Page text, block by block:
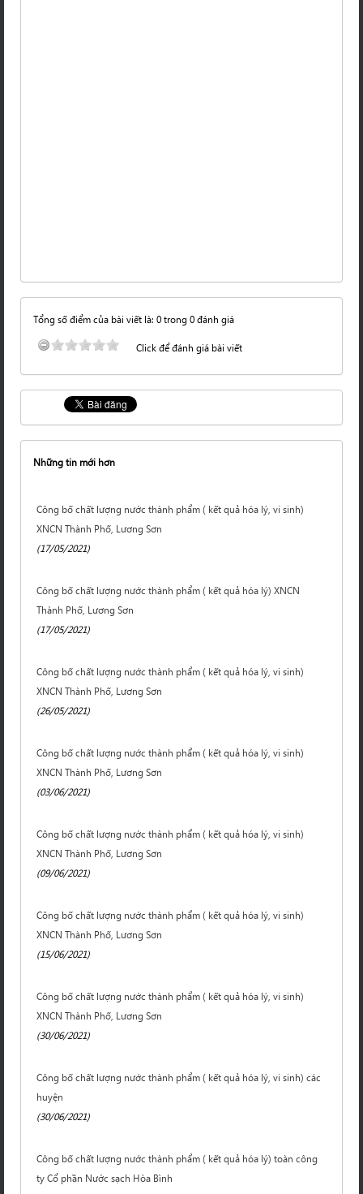
Tổng số điểm của bài viết là: 0 trong 0 đánh giá
Click để đánh giá bài viết
Những tin mới hơn
Công bố chất lượng nước thành phẩm ( kết quả hóa lý, vi sinh)
XNCN Thành Phố, Lương Sơn
(17/05/2021)
Công bố chất lượng nước thành phẩm ( kết quả hóa lý) XNCN
Thành Phố, Lương Sơn
(17/05/2021)
Công bố chất lượng nước thành phẩm ( kết quả hóa lý, vi sinh)
XNCN Thành Phố, Lương Sơn
(26/05/2021)
Công bố chất lượng nước thành phẩm ( kết quả hóa lý, vi sinh)
XNCN Thành Phố, Lương Sơn
(03/06/2021)
Công bố chất lượng nước thành phẩm ( kết quả hóa lý, vi sinh)
XNCN Thành Phố, Lương Sơn
(09/06/2021)
Công bố chất lượng nước thành phẩm ( kết quả hóa lý, vi sinh)
XNCN Thành Phố, Lương Sơn
(15/06/2021)
Công bố chất lượng nước thành phẩm ( kết quả hóa lý, vi sinh)
XNCN Thành Phố, Lương Sơn
(30/06/2021)
Công bố chất lượng nước thành phẩm ( kết quả hóa lý, vi sinh) các
huyện
(30/06/2021)
Công bố chất lượng nước thành phẩm ( kết quả hóa lý) toàn công
ty Cổ phần Nước sạch Hòa Bình